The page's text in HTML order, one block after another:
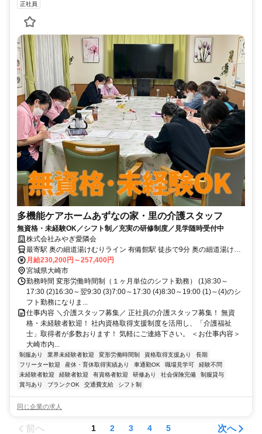
正社員
多機能ケアホームあずなの家・里の介護スタッフ
無資格・未経験OK／シフト制／充実の研修制度／見学随時受付中
株式会社みやぎ愛隣会
最寄駅 奥の細道湯けむりライン 有備館駅 徒歩で9分 奥の細道湯けむ
りライン 岩出山駅 徒歩で9分
月給230,200円～257,400円
宮城県大崎市
勤務時間 変形労働時間制（１ヶ月単位のシフト勤務） (1)8:30～
17:30 (2)16:30～翌9:30 (3)7:00～17:30 (4)8:30～19:00 (1)～(4)のシ
フト勤務になりま...
仕事内容 ＼介護スタッフ募集／ 正社員の介護スタッフ募集！ 無資
格・未経験者歓迎！ 社内資格取得支援制度を活用し、「介護福祉
士」取得者が多数おります！ 気軽にご連絡下さい。 ＜お仕事内容＞
大崎市内...
制服あり 業界未経験者歓迎 変形労働時間制 資格取得支援あり
長期
フリーター歓迎
産休・育休取得実績あり 車通勤OK 職場見学可
経験不問
未経験者歓迎
経験者歓迎 有資格者歓迎 研修あり 社会保険完備
制服貸与
賞与あり
ブランクOK 交通費支給 シフト制
同じ企業の求人
前へ 1 2 3 4 5 次へ